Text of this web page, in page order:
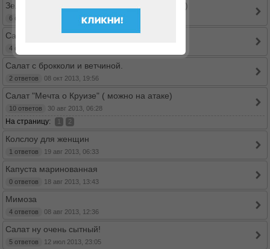
Зеленая поляна Дюкана (Круиз БО и дальше)
6 ответов 27 окт 2013, 23:07
Салат "БОРСАЛИНО"
4 ответов
Салат с брокколи и ветчиной.
2 ответов 08 окт 2013, 19:56
Салат "Мечта о Круизе" ( можно на атаке)
10 ответов 30 авг 2013, 06:28
На страницу: 1 2
Колслоу для женщин
1 ответов 19 авг 2013, 06:33
Капуста маринованная
0 ответов 18 авг 2013, 13:43
Мимоза
4 ответов 08 авг 2013, 12:36
Салат ну очень сытный!
5 ответов 12 июл 2013, 23:05